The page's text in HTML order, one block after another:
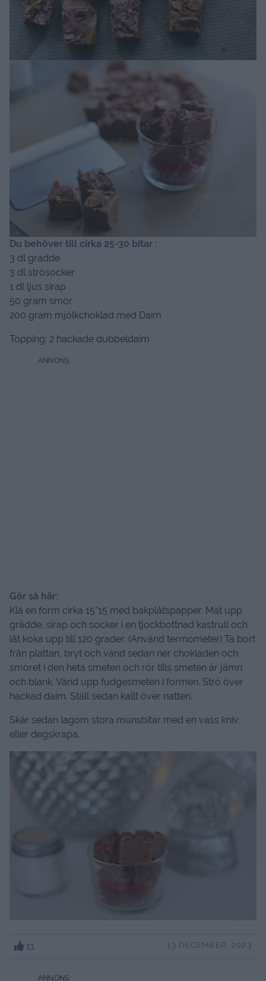
Du behöver till cirka 25-30 bitar :
3 dl grädde
3 dl strösocker
1 dl ljus sirap
50 gram smör
200 gram mjölkchoklad med Daim
Topping: 2 hackade dubbeldaim
Gör så här:
Klä en form cirka 15*15 med bakplåtspapper. Mät upp
grädde, sirap och socker i en tjockbottnad kastrull och
låt koka upp till 120 grader. (Använd termometer) Ta bort
från plattan, bryt och vänd sedan ner chokladen och
smöret i den heta smeten och rör tills smeten är jämn
och blank. Vänd upp fudgesmeten i formen. Strö över
hackad daim. Ställ sedan kallt över natten.
Skär sedan lagom stora munsbitar med en vass kniv,
eller degskrapa.
11 13 DECEMBER, 2023